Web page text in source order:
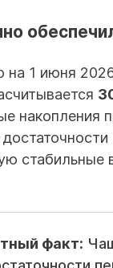
на 1 июня
накопления
стабильные
факт: